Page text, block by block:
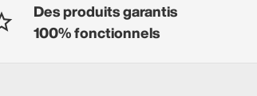
Des produits garantis
100% fonctionnels